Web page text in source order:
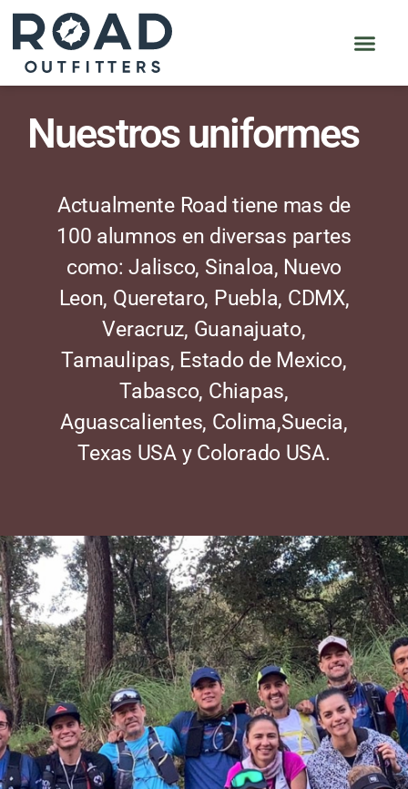
Nuestros uniformes
Actualmente Road tiene mas de
100 alumnos en diversas partes
como: Jalisco, Sinaloa, Nuevo
Leon, Queretaro, Puebla, CDMX,
Veracruz, Guanajuato,
Tamaulipas, Estado de Mexico,
Tabasco, Chiapas,
Aguascalientes, Colima,Suecia,
Texas USA y Colorado USA.